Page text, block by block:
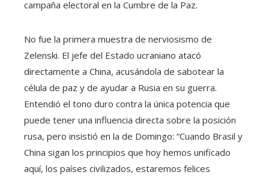
campaña electoral en la Cumbre de la Paz.
No fue la primera muestra de nerviosismo de
Zelenski. El jefe del Estado ucraniano atacó
directamente a China, acusándola de sabotear la
célula de paz y de ayudar a Rusia en su guerra.
Entendió el tono duro contra la única potencia que
puede tener una influencia directa sobre la posición
rusa, pero insistió en la de Domingo: “Cuando Brasil y
China sigan los principios que hoy hemos unificado
aquí, los países civilizados, estaremos felices